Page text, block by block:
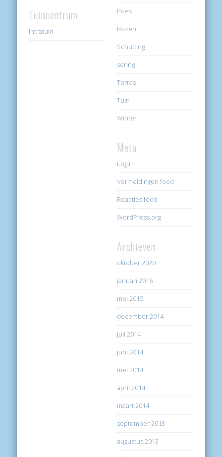
Tuincentrum
Intratuin
Poes
Rozen
Schutting
sering
Terras
Tuin
Winter
Meta
Login
Vermeldingen feed
Reacties feed
WordPress.org
Archieven
oktober 2020
januari 2016
mei 2015
december 2014
juli 2014
juni 2014
mei 2014
april 2014
maart 2014
september 2013
augustus 2013